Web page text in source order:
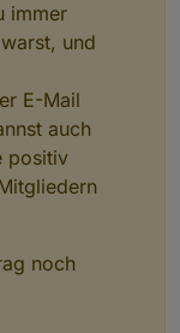
immer
und
E-Mail
auch
positiv
noch